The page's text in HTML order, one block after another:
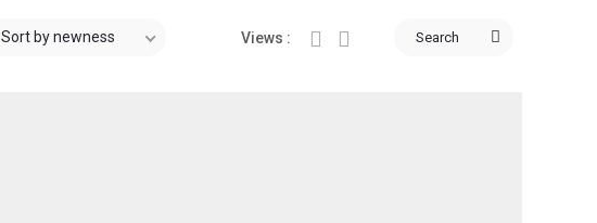
Sort by newness Views : Search